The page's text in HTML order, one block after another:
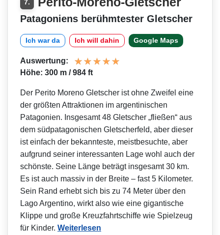
7.
Patagoniens berühmtester Gletscher
Ich war da Ich will dahin Google Maps
Auswertung:
Höhe: 300 m / 984 ft
Der Perito Moreno Gletscher ist ohne Zweifel eine
der größten Attraktionen im argentinischen
Patagonien. Insgesamt 48 Gletscher „fließen“ aus
dem südpatagonischen Gletscherfeld, aber dieser
ist einfach der bekannteste, meistbesuchte, aber
aufgrund seiner interessanten Lage wohl auch der
schönste. Seine Länge beträgt insgesamt 30 km.
Es ist auch massiv in der Breite – fast 5 Kilometer.
Sein Rand erhebt sich bis zu 74 Meter über den
Lago Argentino, wirkt also wie eine gigantische
Klippe und große Kreuzfahrtschiffe wie Spielzeug
für Kinder. Weiterlesen